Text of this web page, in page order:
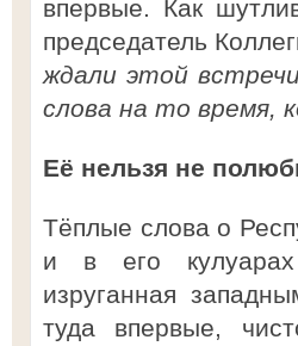
впервые. Как
председатель
ждали этой
слова на то время,
Её нельзя не
Тёплые слова о
и в его кулуарах
изруганная
туда впервые,